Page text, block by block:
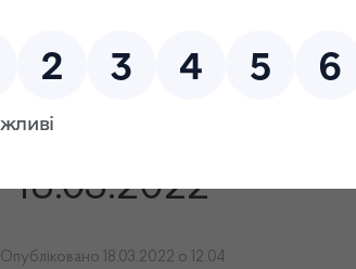
інсулін в Одеській області станом на
інсулін в
18.03.2022
Опубліковано 18.03.2022 о 12:04